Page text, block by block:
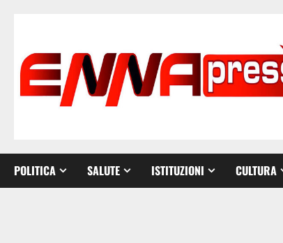
POLITICA SALUTE ISTITUZIONI CULTURA